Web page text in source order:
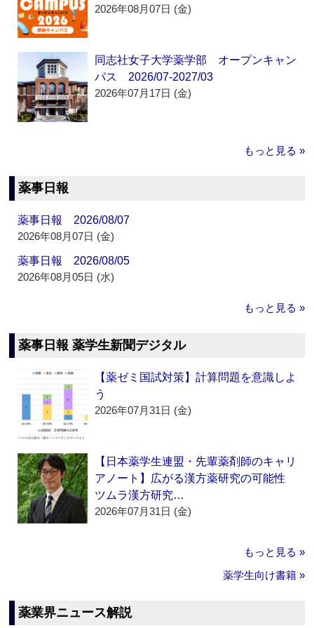
2026年08月07日 (金)
同志社女子大学薬学部 オープンキャン
パス 2026/07-2027/03
2026年07月17日 (金)
もっと見る »
薬事日報
薬事日報 2026/08/07
2026年08月07日 (金)
薬事日報 2026/08/05
2026年08月05日 (水)
もっと見る »
薬事日報 薬学生新聞デジタル
【薬ゼミ国試対策】計算問題を意識しよ
う
2026年07月31日 (金)
【日本薬学生連盟・先輩薬剤師のキャリ
アノート】広がる漢方薬研究の可能性
ツムラ漢方研究…
2026年07月31日 (金)
もっと見る »
薬学生向け書籍 »
薬業界ニュース解説